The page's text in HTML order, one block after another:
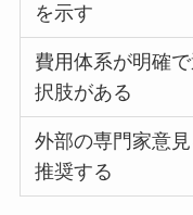
を示す
費用体系が明確で
択肢がある
外部の専門家意見
推奨する